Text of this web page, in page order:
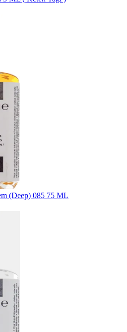
(Deep) 085 75 ML